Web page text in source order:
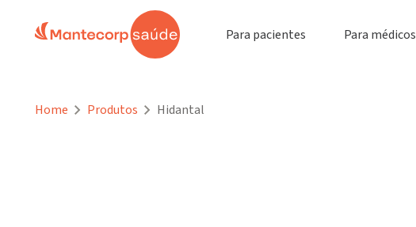
Para pacientes Para médicos
Home Produtos Hidantal